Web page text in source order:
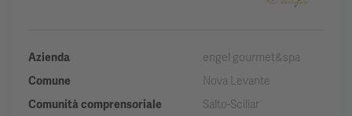
Azienda
engel gourmet&spa
Comune
Nova Levante
Comunità comprensoriale
Salto-Sciliar